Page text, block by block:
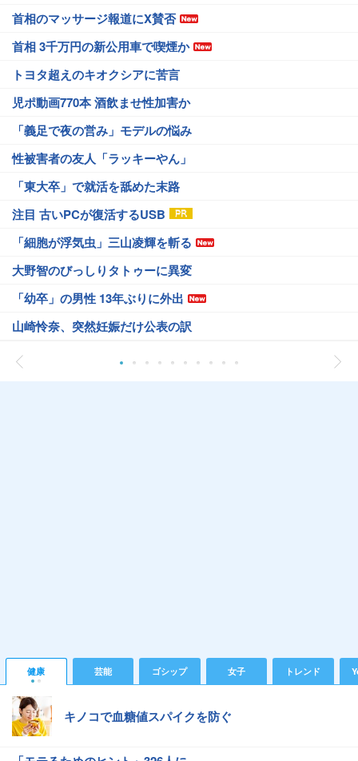
首相のマッサージ報道にX賛否
首相 3千万円の新公用車で喫煙か
トヨタ超えのキオクシアに苦言
児ポ動画770本 酒飲ませ性加害か
「義足で夜の営み」モデルの悩み
性被害者の友人「ラッキーやん」
「東大卒」で就活を舐めた末路
注目 古いPCが復活するUSB
「細胞が浮気虫」三山凌輝を斬る
大野智のびっしりタトゥーに異変
「幼卒」の男性 13年ぶりに外出
山崎怜奈、突然妊娠だけ公表の訳
健康 芸能 ゴシップ 女子 トレンド
キノコで血糖値スパイクを防ぐ